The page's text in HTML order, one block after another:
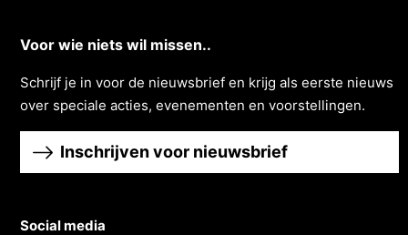
Voor wie niets wil missen..
Schrĳf je in voor de nieuwsbrief en krĳg als eerste nieuws
over speciale acties, evenementen en voorstellingen.
Inschrijven voor nieuwsbrief
Social media